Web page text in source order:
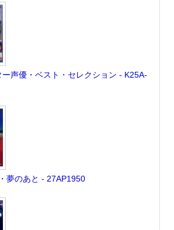
声優・ベスト・セレクション - K25A-
夢のあと - 27AP1950